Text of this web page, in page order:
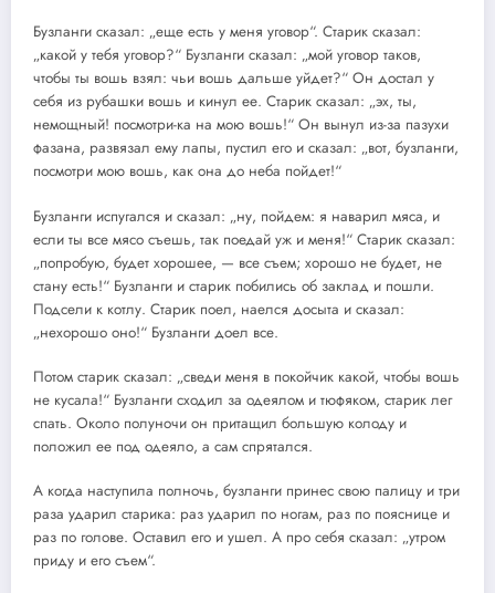
Бузланги сказал: „еще есть у меня уговор“. Старик сказал:
„какой у тебя уговор?“ Бузланги сказал: „мой уговор таков,
чтобы ты вошь взял: чьи вошь дальше уйдет?“ Он достал у
себя из рубашки вошь и кинул ее. Старик сказал: „эх, ты,
немощный! посмотри-ка на мою вошь!“ Он вынул из-за пазухи
фазана, развязал ему лапы, пустил его и сказал: „вот, бузланги,
посмотри мою вошь, как она до неба пойдет!“
Бузланги испугался и сказал: „ну, пойдем: я наварил мяса, и
если ты все мясо съешь, так поедай уж и меня!“ Старик сказал:
„попробую, будет хорошее, — все съем; хорошо не будет, не
стану есть!“ Бузланги и старик побились об заклад и пошли.
Подсели к котлу. Старик поел, наелся досыта и сказал:
„нехорошо оно!“ Бузланги доел все.
Потом старик сказал: „сведи меня в покойчик какой, чтобы вошь
не кусала!“ Бузланги сходил за одеялом и тюфяком, старик лег
спать. Около полуночи он притащил большую колоду и
положил ее под одеяло, а сам спрятался.
А когда наступила полночь, бузланги принес свою палицу и три
раза ударил старика: раз ударил по ногам, раз по пояснице и
раз по голове. Оставил его и ушел. А про себя сказал: „утром
приду и его съем“.